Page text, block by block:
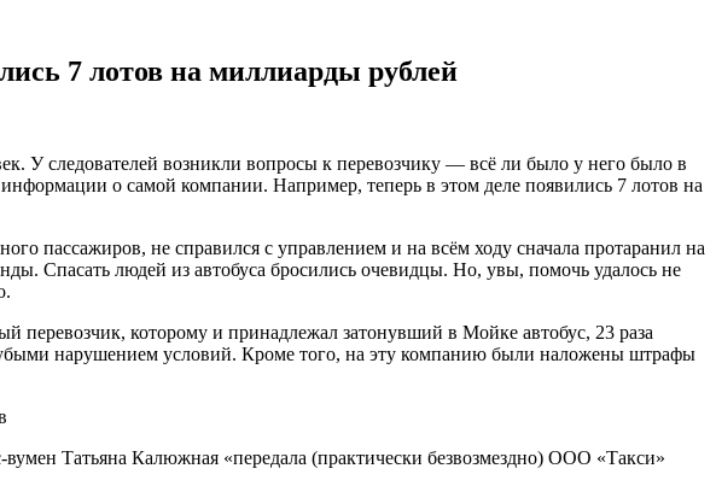
7 лотов на миллиарды рублей
У следователей возникли вопросы к перевозчику — всё ли было у него было в
о самой компании. Например, теперь в этом деле появились 7 лотов на
пассажиров, не справился с управлением и на всём ходу сначала протаранил на
Спасать людей из автобуса бросились очевидцы. Но, увы, помочь удалось не
которому и принадлежал затонувший в Мойке автобус, 23 раза
нарушением условий. Кроме того, на эту компанию были наложены штрафы
Татьяна Калюжная «передала (практически безвозмездно) ООО «Такси»